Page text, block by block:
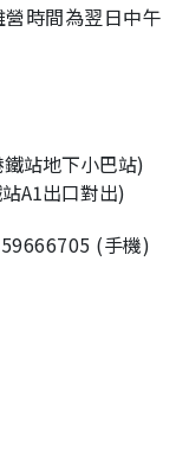
時間為翌日中午
站地下小巴站)
A1出口對出)
(手機)